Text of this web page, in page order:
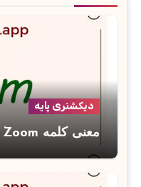
دیکشنری پایه
معنی کلمه Zoom به فارسی با چند مثال